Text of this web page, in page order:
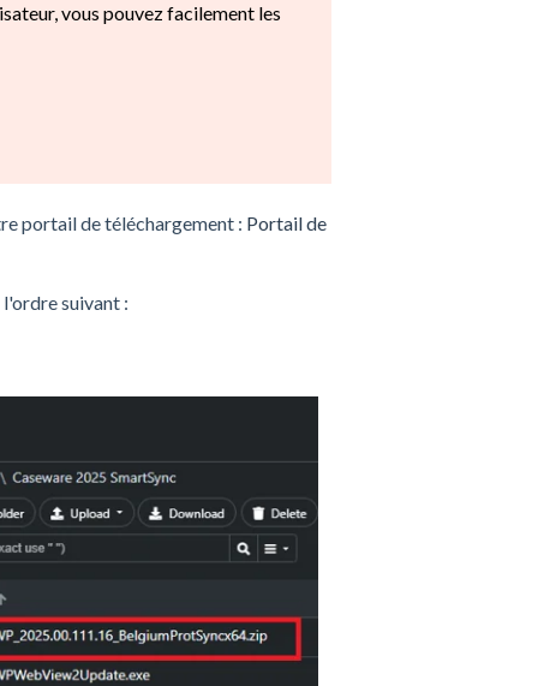
vous pouvez facilement les
portail de téléchargement : Portail de
suivant :